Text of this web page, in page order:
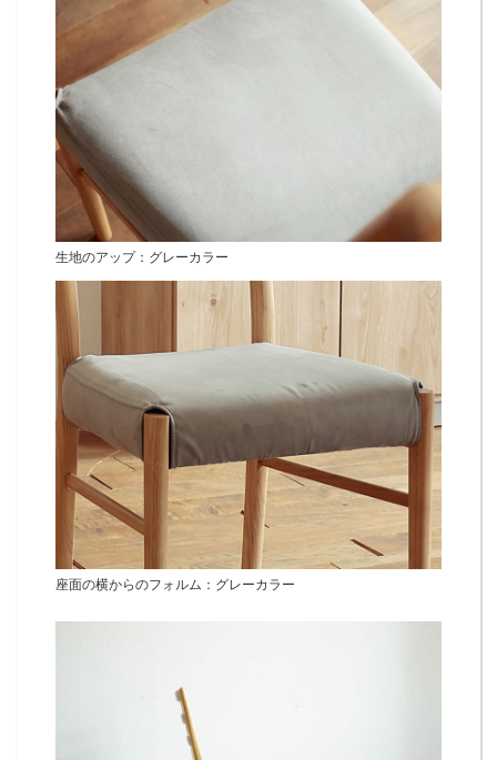
生地のアップ：グレーカラー
座面の横からのフォルム：グレーカラー